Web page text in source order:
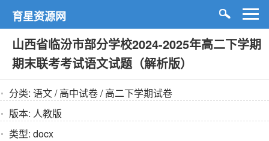
育星资源网
山西省临汾市部分学校2024-2025年高二下学期
期末联考考试语文试题（解析版）
分类: 语文/高中试卷/高二下学期试卷
版本: 人教版
类型: docx